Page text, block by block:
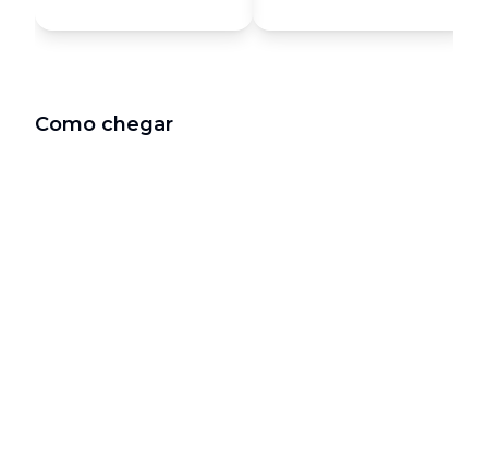
Como chegar